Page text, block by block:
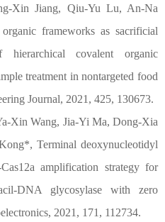
Xin Jiang, Qiu-Yu Lu, An-Na
frameworks as sacrificial
covalent organic
treatment in nontargeted food
Journal, 2021, 425, 130673.
Xin Wang, Jia-Yi Ma, Dong-Xia
Terminal deoxynucleotidyl
amplification strategy for
DNA glycosylase with zero
2021, 171, 112734.